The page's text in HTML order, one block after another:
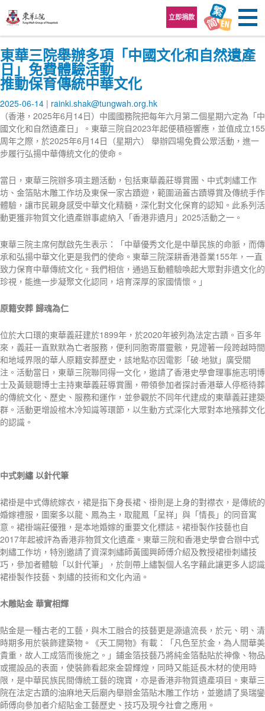
立即捐款
東華三院舉辦多項「中國文化和自然遺產
日」免費體驗活動
推動保育傳統中華文化
2025-06-14
rainki.shak@tungwah.org.hk
（香港，2025年6月14日）中國國務院把每年六月第二個星期六定為「中
國文化和自然遺產日」。東華三院自2023年起便積極響應，並值成立155
周年之際，於2025年6月14日（星期六） 舉辦四場免費公眾活動，進一
步履行弘揚中華傳統文化的使命。
當日，東華三院辦多項主題活動，包括東華義莊導賞團、中式刺繡工作
坊、金箔貼木雕工作坊及東保一家古蹟遊，範圍涵蓋古蹟導賞及傳統手作
體驗，讓市民親身感受中華文化精髓，深化對文化保育的認知。此系列活
動更獲非物質文化遺產辦事處納入「香港非遺月」2025活動之一。
東華三院主席何猷啟先生表示：「中華優秀文化是中華民族的命脈，而傳
承和弘揚中華文化更是我們的使命。東華三院深耕香港善業155年，一直
致力保育中華傳統文化。我們相信，通過互動體驗喚起大眾對非遺文化的
珍視，能進一步凝聚文化認同，培育深厚的家國情懷。」
原籍安葬 歸魂為仁
位於大口環的東華義莊建於1899年，於2020年被列為法定古蹟。百多年
來，義莊一直默默為亡者服務，便利同胞寄厝靈骸，見證著一段跨越時間
和地域界限的華人原籍安葬歷史，該地點亦因電影「破·地獄」廣受關
注。活動當日，東華三院聯同得一文化，邀請了香港史學會理事施志明博
士及黃競聰博士主持東華義莊導賞團，帶領參加者探討香港華人停柩待葬
的傳統文化、歷史、服務和運作，並參觀於不同年代建成的東華義莊建築
群。活動更增設棺木冷知識等環節，以生動方式深化大眾對本地殯葬文化
的認識。
中式刺繡 以針代筆
裙褂是中式傳統嫁衣，裙是指下身長裙、褂則是上身的對襟衣，是傳統的
婚嫁禮服，圖案多以龍、鳳為主，取龍鳳「呈祥」與「情長」的同音寓
意。裙褂端莊優雅，是本地婚嫁的重要文化標誌。裙褂製作技藝也自
2017年起被評為香港非物質文化遺產。東華三院和香港史學會合辦中式
刺繡工作坊，特別邀請了資深刺繡師黃國興師傅介紹及教授裙褂刺繡技
巧，參加者體驗「以針代筆」，於劍帶上繡製個人名字藉此讓更多人認識
裙褂製作技藝、刺繡的技術和文化內涵。
木雕貼金 華實相輝
貼金是一種古老的工藝，與木工融合的技藝更是源遠流長，於元、明、清
時期多用於裝飾建築物。《天工開物》有載：「凡色至於金，為人間華美
貴重，故人工成箔而後施之。」鋪金箔技藝乃將純金箔黏貼於神像、物品
或擺設品的表面，使裝飾看起來金碧輝煌，同時又能延長木材的使用時
限，是中華民族民間傳統工藝的瑰寶，亦是香港非物質遺產項目。東華三
院在法定古蹟的油麻地天后廟內舉辦金箔貼木雕工作坊，並邀請了吳瑞鑾
師傅向參加者介紹貼金工藝歷史、技巧及現今社會之應用。